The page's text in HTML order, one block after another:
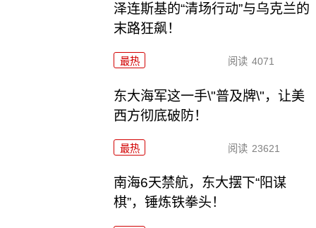
泽连斯基的“清场行动”与乌克兰的
末路狂飙！
最热 阅读 4071
东大海军这一手\"普及牌\"，让美
西方彻底破防！
最热 阅读 23621
南海6天禁航，东大摆下“阳谋
棋”，锤炼铁拳头！